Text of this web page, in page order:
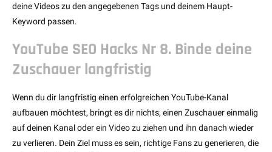
deine Videos zu den angegebenen Tags und deinem Haupt-
Keyword passen.
YouTube SEO Hacks Nr 8. Binde deine
Zuschauer langfristig
Wenn du dir langfristig einen erfolgreichen YouTube-Kanal
aufbauen möchtest, bringt es dir nichts, einen Zuschauer einmalig
auf deinen Kanal oder ein Video zu ziehen und ihn danach wieder
zu verlieren. Dein Ziel muss es sein, richtige Fans zu generieren, die